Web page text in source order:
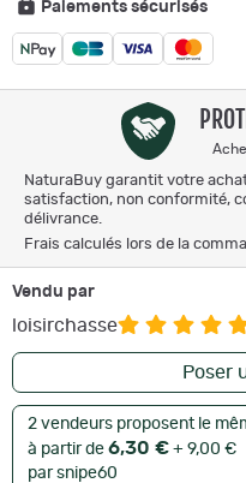
Paiements sécurisés
NaturaBuy garantit votre
satisfaction, non conformité,
délivrance.
Frais calculés lors de la
Vendu par
loisirchasse
Poser
2 vendeurs proposent le
à partir de 6,30 € + 9,00 €
par snipe60